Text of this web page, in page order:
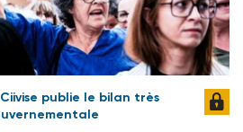
publie le bilan très